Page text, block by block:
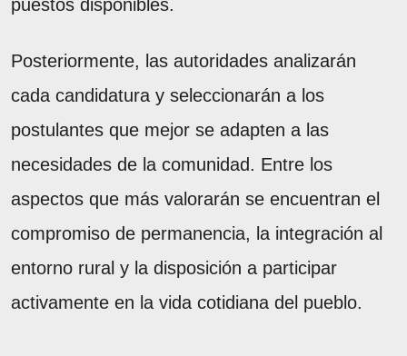
puestos disponibles.
Posteriormente, las autoridades analizarán
cada candidatura y seleccionarán a los
postulantes que mejor se adapten a las
necesidades de la comunidad. Entre los
aspectos que más valorarán se encuentran el
compromiso de permanencia, la integración al
entorno rural y la disposición a participar
activamente en la vida cotidiana del pueblo.